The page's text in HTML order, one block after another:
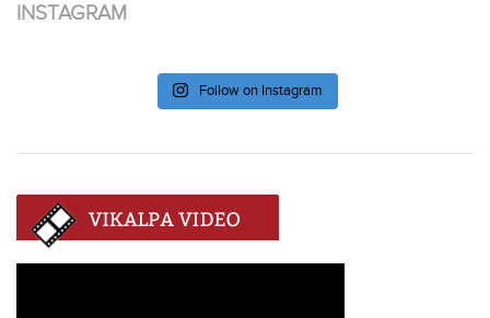
INSTAGRAM
Follow on Instagram